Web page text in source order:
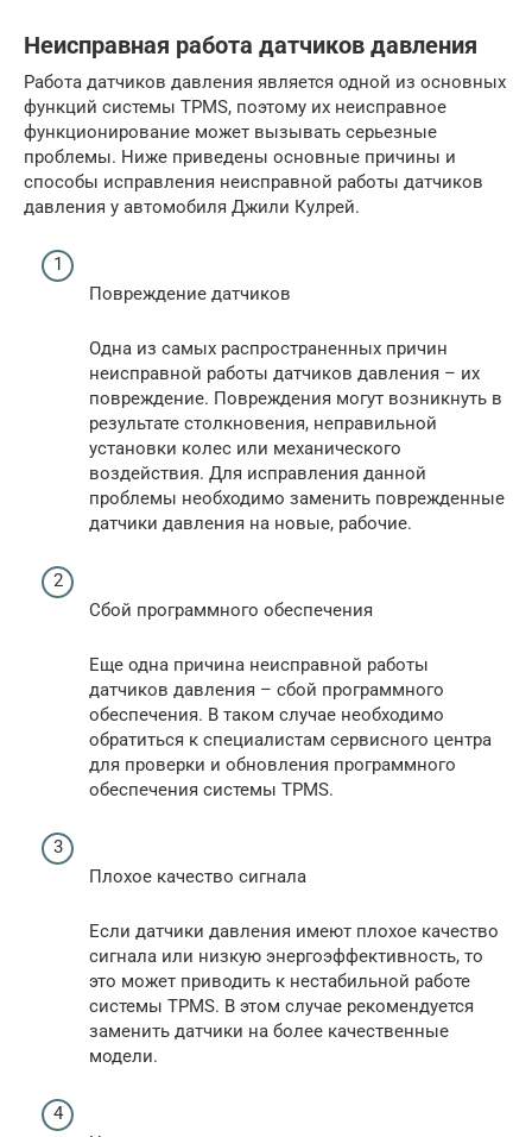
Неисправная работа датчиков давления
Работа датчиков давления является одной из основных
функций системы TPMS, поэтому их неисправное
функционирование может вызывать серьезные
проблемы. Ниже приведены основные причины и
способы исправления неисправной работы датчиков
давления у автомобиля Джили Кулрей.
Повреждение датчиков
Одна из самых распространенных причин
неисправной работы датчиков давления – их
повреждение. Повреждения могут возникнуть в
результате столкновения, неправильной
установки колес или механического
воздействия. Для исправления данной
проблемы необходимо заменить поврежденные
датчики давления на новые, рабочие.
Сбой программного обеспечения
Еще одна причина неисправной работы
датчиков давления – сбой программного
обеспечения. В таком случае необходимо
обратиться к специалистам сервисного центра
для проверки и обновления программного
обеспечения системы TPMS.
Плохое качество сигнала
Если датчики давления имеют плохое качество
сигнала или низкую энергоэффективность, то
это может приводить к нестабильной работе
системы TPMS. В этом случае рекомендуется
заменить датчики на более качественные
модели.